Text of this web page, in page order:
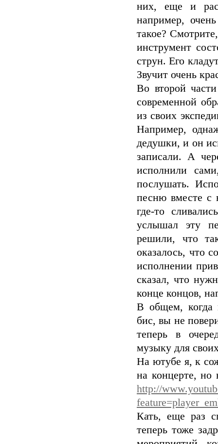
них, еще и
например,
такое?
инструмент
струн. Его
Звучит очень
Во второй
современной
из своих
Например,
дедушки, и он
записали. А
исполнили
послушать.
песню вместе с
где-то
услышал эту
решили, что
оказалось, что
исполнении
сказал, что
конце концов,
В общем, когда
бис, вы не
теперь в
музыку для
На ютубе я, к
на концерте, но
http://
Кать, еще раз
теперь тоже